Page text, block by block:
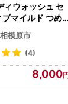
ィウォッシュ セ
ブマイルド つめ
※着日指
島への配送不可
模原市
(4)
8,000